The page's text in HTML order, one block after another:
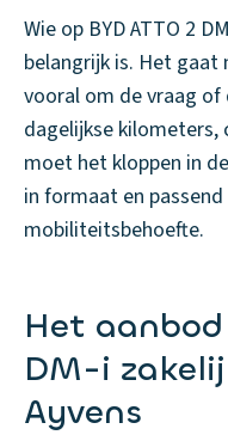
Wie op BYD ATTO 2
belangrijk is. Het
vooral om de vraag
dagelijkse
moet het kloppen in
in formaat en
mobiliteitsbehoefte.
Het aanbod
DM-i
Ayvens